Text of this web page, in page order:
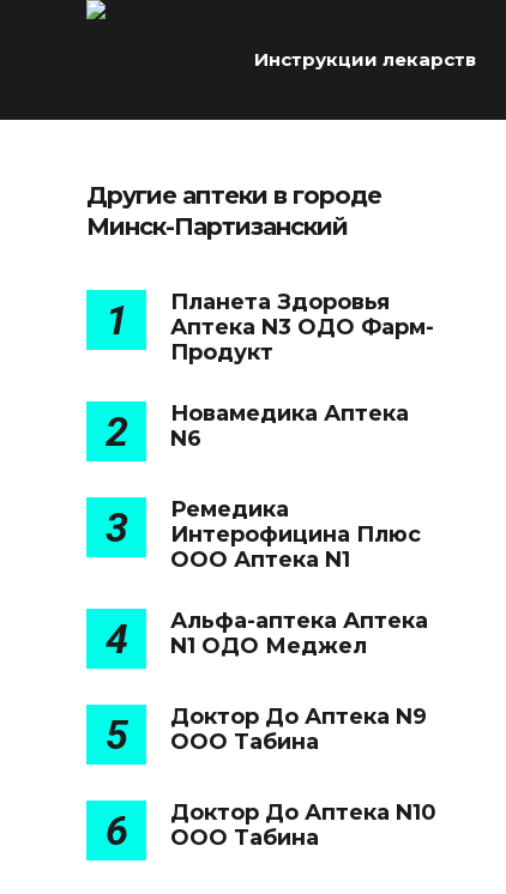
Инструкции лекарств
Другие аптеки в городе
Минск-Партизанский
1
Планета Здоровья
Аптека N3 ОДО Фарм-
Продукт
2
Новамедика Аптека
N6
3
Ремедика
Интерофицина Плюс
ООО Аптека N1
4
Альфа-аптека Аптека
N1 ОДО Меджел
5
Доктор До Аптека N9
ООО Табина
6
Доктор До Аптека N10
ООО Табина